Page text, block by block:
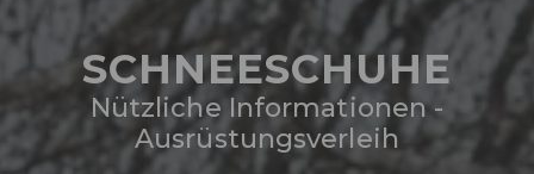
SCHNEESCHUHE
Nützliche Informationen -
Ausrüstungsverleih